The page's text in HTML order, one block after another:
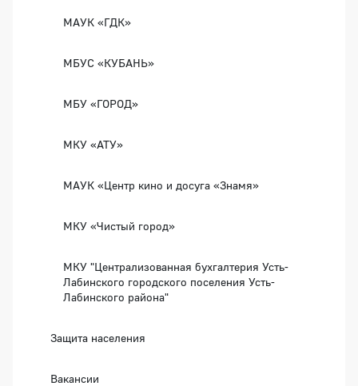
МАУК «ГДК»
МБУС «КУБАНЬ»
МБУ «ГОРОД»
МКУ «АТУ»
МАУК «Центр кино и досуга «Знамя»
МКУ «Чистый город»
МКУ "Централизованная бухгалтерия Усть-
Лабинского городского поселения Усть-
Лабинского района"
Защита населения
Вакансии